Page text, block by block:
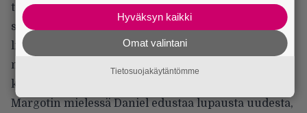
turhautuneesta Margotista erinomaisen
samastuttavan hahmon. Margot on alituinen etsijä,
liikuttavasti sulkeutunut ja hieman avuton nuori
nainen, joka mieluiten antaisi muiden tehdä itseään
koskevat suuret päätökset.
Margotin mielessä Daniel edustaa lupausta uudesta,
Hyväksyn kaikki
Omat valintani
Tietosuojakäytäntömme